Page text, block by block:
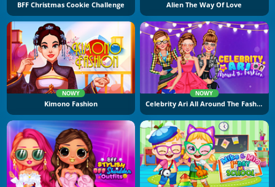
BFF Christmas Cookie Challenge Alien The Way Of Love
NOWY
Kimono Fashion
NOWY
Celebrity Ari All Around The Fashion